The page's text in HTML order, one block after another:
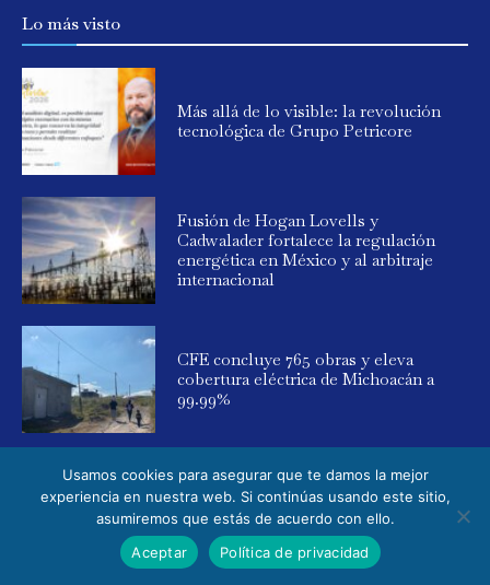
Lo más visto
Más allá de lo visible: la revolución
tecnológica de Grupo Petricore
Fusión de Hogan Lovells y
Cadwalader fortalece la regulación
energética en México y al arbitraje
internacional
CFE concluye 765 obras y eleva
cobertura eléctrica de Michoacán a
99.99%
© 2025 Global Energy. Todos los derechos reservados. Powered by
Elemental Media
Usamos cookies para asegurar que te damos la mejor
experiencia en nuestra web. Si continúas usando este sitio,
asumiremos que estás de acuerdo con ello.
Aceptar
Política de privacidad